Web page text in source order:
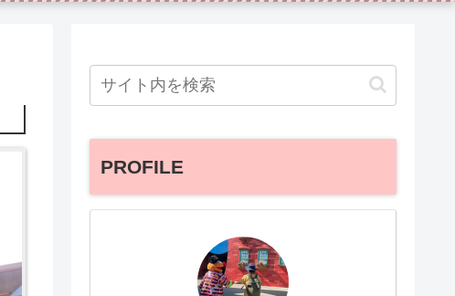
PROFILE